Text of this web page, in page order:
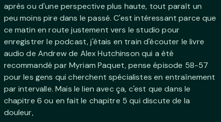
après ou d'une perspective plus haute, tout paraît un
peu moins pire dans le passé. C'est intéressant parce que
ce matin en route justement vers le studio pour
enregistrer le podcast, j'étais en train d'écouter le livre
audio de Andrew de Alex Hutchinson qui a été
recommandé par Myriam Paquet, pense épisode 58-57
pour les gens qui cherchent spécialistes en entraînement
par intervalle. Mais le lien avec ça, c'est que dans le
chapitre 6 ou en fait le chapitre 5 qui discute de la
douleur,